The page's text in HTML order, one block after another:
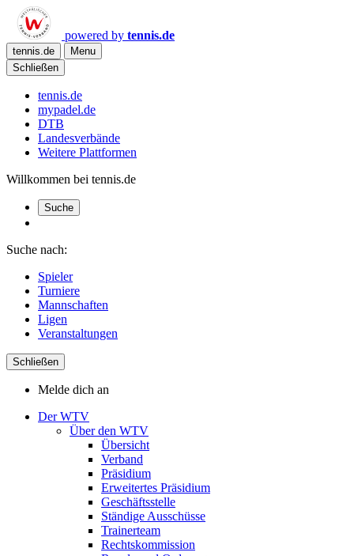
powered by tennis.de
tennis.de
Menu
Schließen
tennis.de
mypadel.de
DTB
Landesverbände
Weitere Plattformen
Willkommen bei tennis.de
Suche
Suche nach:
Spieler
Turniere
Mannschaften
Ligen
Veranstaltungen
Schließen
Melde dich an
Der WTV
Über den WTV
Übersicht
Verband
Präsidium
Erweitertes Präsidium
Geschäftsstelle
Ständige Ausschüsse
Trainerteam
Rechtskommission